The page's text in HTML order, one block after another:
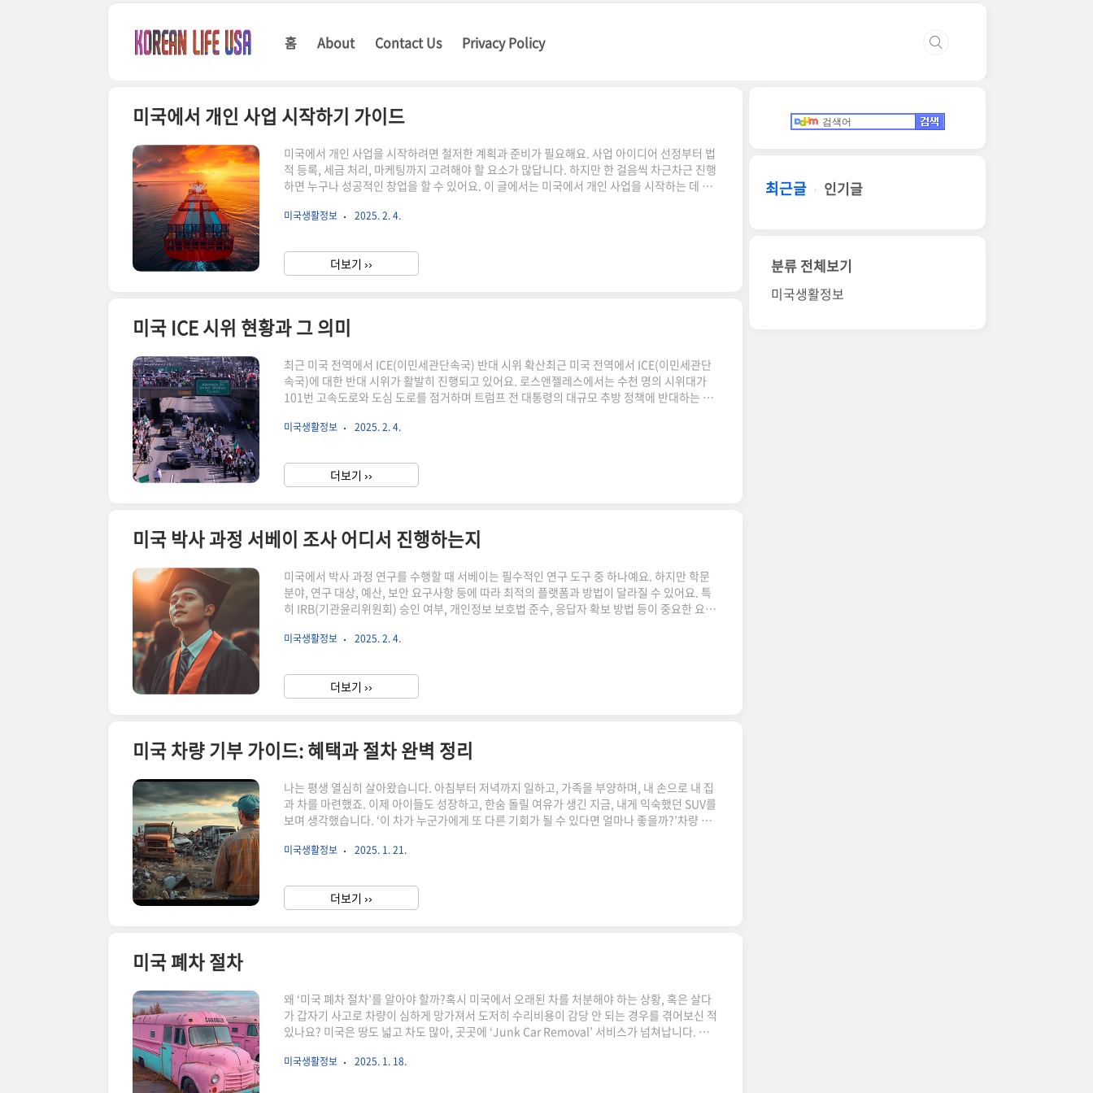
홈 About Contact Us Privacy Policy
미국에서 개인 사업 시작하기 가이드
미국에서 개인 사업을 시작하려면 철저한 계획과 준비가 필요해요. 사업 아이디어 선정부터 법
적 등록, 세금 처리, 마케팅까지 고려해야 할 요소가 많답니다. 하지만 한 걸음씩 차근차근 진행
하면 누구나 성공적인 창업을 할 수 있어요. 이 글에서는 미국에서 개인 사업을 시작하는 데 필
사업을 시작하려는 분들에게 큰 도움이 될 거예요. 🚀 💡 비즈니스 아이디어 선정미국에서 개
있고, 경쟁력이 있으며, 본인의 강점과 연결될 때 성공 가능성이 높아져요. 아이디어를 선정할
때는 다음과 같은 질문을 던져보세요.내가 잘할 수 있는 분야는 무..
미국생활정보 2025. 2. 4.
더보기 ››
미국 ICE 시위 현황과 그 의미
최근 미국 전역에서 ICE(이민세관단속국) 반대 시위 확산최근 미국 전역에서 ICE(이민세관단
속국)에 대한 반대 시위가 활발히 진행되고 있어요. 로스앤젤레스에서는 수천 명의 시위대가
101번 고속도로와 도심 도로를 점거하며 트럼프 전 대통령의 대규모 추방 정책에 반대하는 목
선언하며 시위대를 해산시켰어요.미국 전역으로 확산되는 시위이 시위는 로스앤젤레스뿐만
여러 주에서 동시다발적으로 시위가 열렸으며, 텍사스의 달라스, 휴스턴, 콘로에서도 비슷한
움직임이 나타났어요. 이 과정에서 일부 시위 참가자들이 체포되기도 했어요.I..
미국생활정보 2025. 2. 4.
더보기 ››
미국 박사 과정 서베이 조사 어디서 진행하는지
미국에서 박사 과정 연구를 수행할 때 서베이는 필수적인 연구 도구 중 하나예요. 하지만 학문
분야, 연구 대상, 예산, 보안 요구사항 등에 따라 최적의 플랫폼과 방법이 달라질 수 있어요. 특
히 IRB(기관윤리위원회) 승인 여부, 개인정보 보호법 준수, 응답자 확보 방법 등이 중요한 요소
다. 이번 글에서는 미국에서 박사 과정 연구를 위한 서베이 조사 방법과 각 분야별로 가장 많이
베이까지 모두 다룰 예정이니 끝까지 확인해보세요! 🧐 온라인 서베이 플랫폼 비교박사 과정
연구자들이 가장 많이 사용하는 온라인 서베이 플랫폼들을 비교해볼..
미국생활정보 2025. 2. 4.
더보기 ››
미국 차량 기부 가이드: 혜택과 절차 완벽 정리
나는 평생 열심히 살아왔습니다. 아침부터 저녁까지 일하고, 가족을 부양하며, 내 손으로 내 집
과 차를 마련했죠. 이제 아이들도 성장하고, 한숨 돌릴 여유가 생긴 지금, 내게 익숙했던 SUV를
보며 생각했습니다. ‘이 차가 누군가에게 또 다른 기회가 될 수 있다면 얼마나 좋을까?’차량 기
니다. 이번 가이드에서는 차량 기부를 통해 어떻게 더 큰 의미를 만들 수 있는지, 그리고 기부자
무엇인가?차량 기부는 단순히 필요하지 않은 차량을 버리는 것이 아닙니다. 예를 들어, 캘리포
니아의 한 비영리 단체는 기부된 차량을 판매한 수익으로 지..
미국생활정보 2025. 1. 21.
더보기 ››
미국 폐차 절차
왜 ‘미국 폐차 절차’를 알아야 할까?혹시 미국에서 오래된 차를 처분해야 하는 상황, 혹은 살다
가 갑자기 사고로 차량이 심하게 망가져서 도저히 수리비용이 감당 안 되는 경우를 겪어보신 적
있나요? 미국은 땅도 넓고 차도 많아, 곳곳에 ‘Junk Car Removal’ 서비스가 넘쳐납니다. 그
절차를 살펴보면 알아둬야 할 서류나 규정들이 의외로 까다롭게 느껴질 수 있습니다.미국은 연
미국생활정보 2025. 1. 18.
최근글 인기글
분류 전체보기
미국생활정보